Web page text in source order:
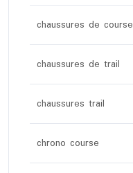
chaussures de course
chaussures de trail
chaussures trail
chrono course